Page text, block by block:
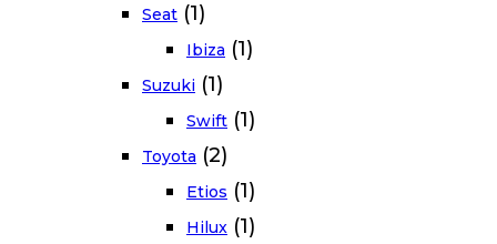
Seat (1)
Ibiza (1)
Suzuki (1)
Swift (1)
Toyota (2)
Etios (1)
Hilux (1)